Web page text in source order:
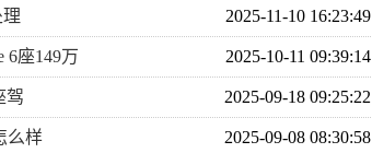
2025-11-10 16:23:49
2025-10-11 09:39:14
6座149万
2025-09-18 09:25:22
驾
2025-09-08 08:30:58
么样